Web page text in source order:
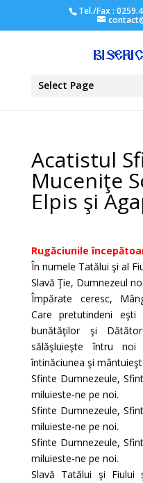
Tel./Fax :
Select Page
Acatistul
Muceniţe
Elpis şi
Rugăciunile
În numele Tatălui şi al
Slavă Ţie, Dumnezeul
Împărate ceresc,
Care pretutindeni
bunătăţilor şi
sălăşluieşte întru
întinăciunea şi
Sfinte Dumnezeule,
miluieste-ne pe noi.
Sfinte Dumnezeule,
miluieste-ne pe noi.
Sfinte Dumnezeule,
miluieste-ne pe noi.
Slavă Tatălui şi